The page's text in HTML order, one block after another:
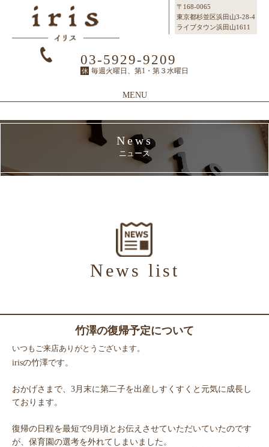
〒168-0065
東京都杉並区浜田山3-28-4
ライブタウン浜田山1611
03-5929-9209
休 毎週火曜日、第1・第３水曜日
MENU
Top
Topページ
Concept
irisのこだわり
SalonInfo
サロンインフォ
Staff
スタッフ紹介
商品紹介
Recruit
News
ブログ
News
ニュース
News list
竹澤の復帰予定について
いつもご来店ありがとうございます。
irisの竹澤です。
おかげさまで、3月末に第二子を出産しすくすくと元気に成長し
ております。
復帰の日程を最短で9月頃とお伝えさせていただいていたのです
が、保育園の選考を外れてしまいました。